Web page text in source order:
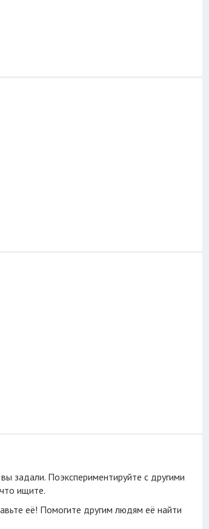
задали. Поэкспериментируйте с другими
ищите.
её! Помогите другим людям её найти